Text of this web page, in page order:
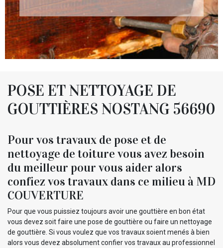
POSE ET NETTOYAGE DE
GOUTTIÈRES NOSTANG 56690
Pour vos travaux de pose et de
nettoyage de toiture vous avez besoin
du meilleur pour vous aider alors
confiez vos travaux dans ce milieu à MD
COUVERTURE
Pour que vous puissiez toujours avoir une gouttière en bon état
vous devez soit faire une pose de gouttière ou faire un nettoyage
de gouttière. Si vous voulez que vos travaux soient menés à bien
alors vous devez absolument confier vos travaux au professionnel